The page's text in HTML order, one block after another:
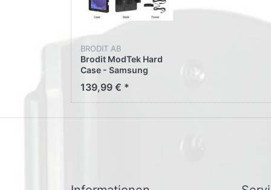
BRODIT AB
Brodit ModTek Hard
Case - Samsung
Pro SM-T630/SM-
T636 216444 für
139,99 € *